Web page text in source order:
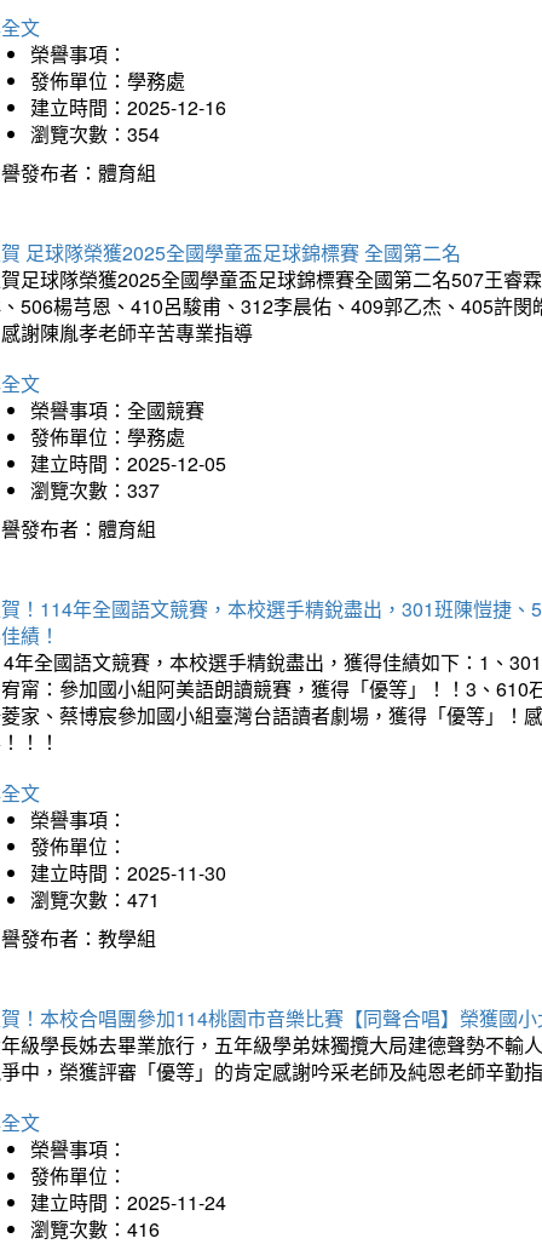
文
榮譽事項：
發佈單位：學務處
建立時間：2025-12-16
瀏覽次數：354
發布者：體育組
足球隊榮獲2025全國學童盃足球錦標賽 全國第二名
足球隊榮獲2025全國學童盃足球錦標賽全國第二名507王睿
506楊芎恩、410呂駿甫、312李晨佑、409郭乙杰、405許
謝陳胤孝老師辛苦專業指導
文
榮譽事項：全國競賽
發佈單位：學務處
建立時間：2025-12-05
瀏覽次數：337
發布者：體育組
！114年全國語文競賽，本校選手精銳盡出，301班陳愷捷
績！
年全國語文競賽，本校選手精銳盡出，獲得佳績如下：1、
甯：參加國小組阿美語朗讀競賽，獲得「優等」！！3、
家、蔡博宸參加國小組臺灣台語讀者劇場，獲得「優等」！
！！
文
榮譽事項：
發佈單位：
建立時間：2025-11-30
瀏覽次數：471
發布者：教學組
！本校合唱團參加114桃園市音樂比賽【同聲合唱】榮獲國
級學長姊去畢業旅行，五年級學弟妹獨攬大局建德聲勢不輸
中，榮獲評審「優等」的肯定感謝吟采老師及純恩老師辛勤
文
榮譽事項：
發佈單位：
建立時間：2025-11-24
瀏覽次數：416